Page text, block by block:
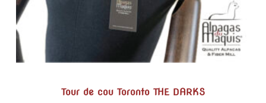
Tour de cou Toronto THE DARKS